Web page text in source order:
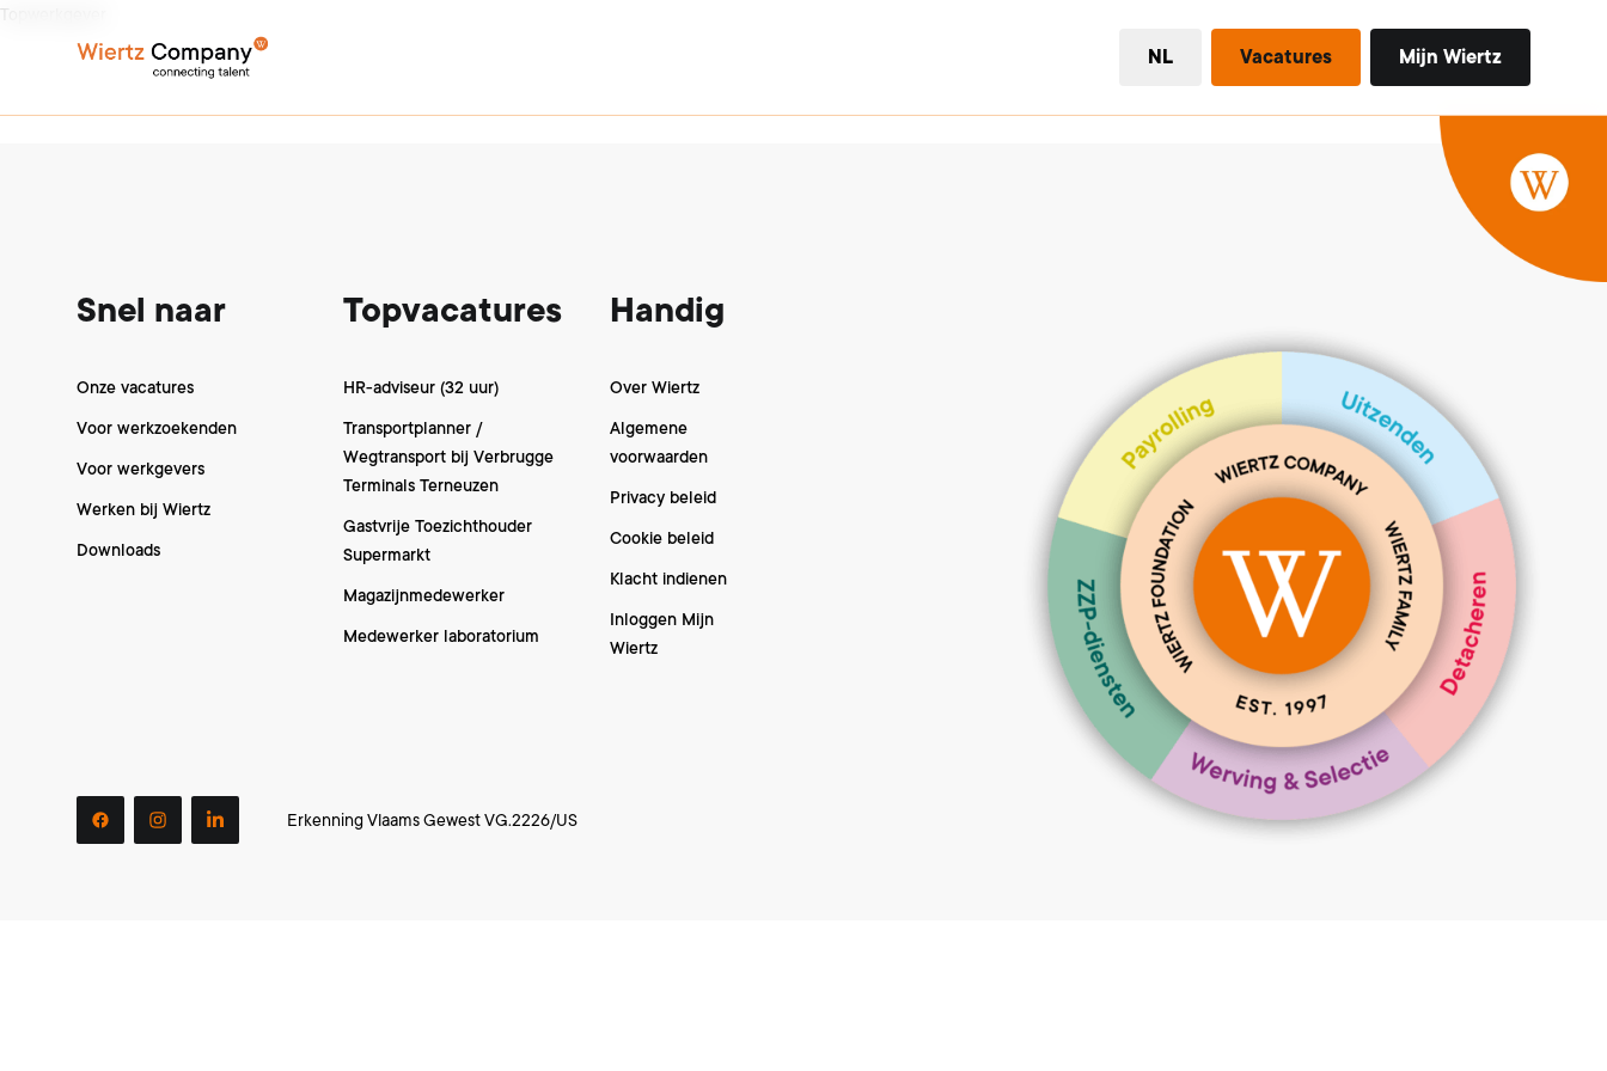
NL Vacatures Mijn Wiertz
Topwerkgever
Snel naar
Onze vacatures
Voor werkzoekenden
Voor werkgevers
Werken bij Wiertz
Downloads
Topvacatures
HR-adviseur (32 uur)
Transportplanner /
Wegtransport bij Verbrugge
Terminals Terneuzen
Gastvrije Toezichthouder
Supermarkt
Magazijnmedewerker
Medewerker laboratorium
Handig
Over Wiertz
Algemene
voorwaarden
Privacy beleid
Cookie beleid
Klacht indienen
Inloggen Mijn
Wiertz
facebookinstagram
Erkenning Vlaams Gewest VG.2226/US